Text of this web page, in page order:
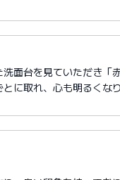
面台を見ていただき「
に取れ、心も明るくな